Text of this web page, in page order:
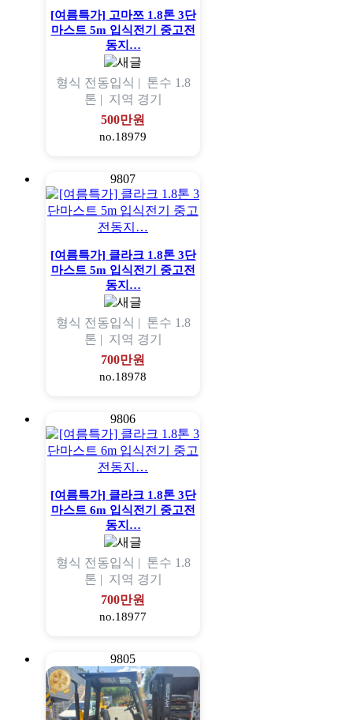
[여름특가] 고마쯔 1.8톤 3단
마스트 5m 입식전기 중고전
동지…
형식 전동입식 | 톤수 1.8
톤 | 지역 경기
500만원
no.18979
9807
[여름특가] 클라크 1.8톤 3단
마스트 5m 입식전기 중고전
동지…
형식 전동입식 | 톤수 1.8
톤 | 지역 경기
700만원
no.18978
9806
[여름특가] 클라크 1.8톤 3단
마스트 6m 입식전기 중고전
동지…
형식 전동입식 | 톤수 1.8
톤 | 지역 경기
700만원
no.18977
9805